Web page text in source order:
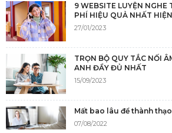
9 WEBSITE LUYỆN NGHE
PHÍ HIỆU QUẢ NHẤT
27/01/2023
TRỌN BỘ QUY TẮC NỐI
ANH ĐẦY ĐỦ NHẤT
15/09/2023
Mất bao lâu để thành
07/08/2022